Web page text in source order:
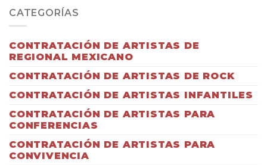
CATEGORÍAS
CONTRATACIÓN DE ARTISTAS DE
REGIONAL MEXICANO
CONTRATACIÓN DE ARTISTAS DE ROCK
CONTRATACIÓN DE ARTISTAS INFANTILES
CONTRATACIÓN DE ARTISTAS PARA
CONFERENCIAS
CONTRATACIÓN DE ARTISTAS PARA
CONVIVENCIA